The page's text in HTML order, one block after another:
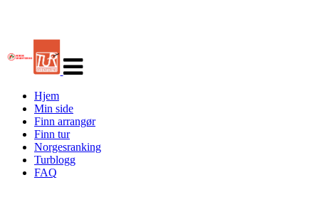
navigasjon
Hjem
Min side
Finn arrangør
Finn tur
Norgesranking
Turblogg
FAQ